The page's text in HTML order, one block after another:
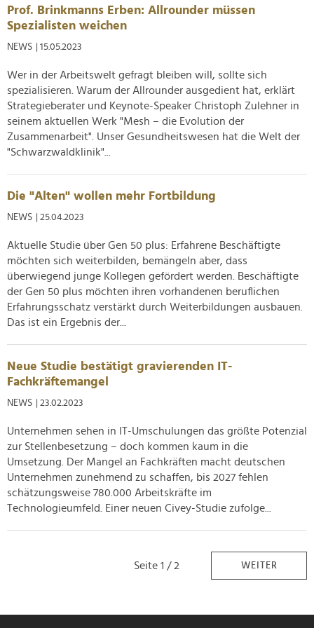
analysieren. Außerdem geben wir Informationen zu Ihrer
Verwendung unserer Website an unsere Partner für
Partner führen diese Informationen möglicherweise mit
weiteren Daten zusammen, die Sie ihnen bereitgestellt
haben oder die sie im Rahmen Ihrer Nutzung der Dienste
gesammelt haben.
Prof. Brinkmanns Erben: Allrounder müssen
Spezialisten weichen
NEWS | 15.05.2023
Wer in der Arbeitswelt gefragt bleiben will, sollte sich
spezialisieren. Warum der Allrounder ausgedient hat, erklärt
Strategieberater und Keynote-Speaker Christoph Zulehner in
seinem aktuellen Werk "Mesh – die Evolution der
Zusammenarbeit". Unser Gesundheitswesen hat die Welt der
"Schwarzwaldklinik"...
Die "Alten" wollen mehr Fortbildung
NEWS | 25.04.2023
Aktuelle Studie über Gen 50 plus: Erfahrene Beschäftigte
möchten sich weiterbilden, bemängeln aber, dass
überwiegend junge Kollegen gefördert werden. Beschäftigte
der Gen 50 plus möchten ihren vorhandenen beruflichen
Erfahrungsschatz verstärkt durch Weiterbildungen ausbauen.
Das ist ein Ergebnis der...
Neue Studie bestätigt gravierenden IT-
Fachkräftemangel
NEWS | 23.02.2023
Unternehmen sehen in IT-Umschulungen das größte Potenzial
zur Stellenbesetzung – doch kommen kaum in die
Umsetzung. Der Mangel an Fachkräften macht deutschen
Unternehmen zunehmend zu schaffen, bis 2027 fehlen
schätzungsweise 780.000 Arbeitskräfte im
Technologieumfeld. Einer neuen Civey-Studie zufolge...
Seite 1 / 2 WEITER